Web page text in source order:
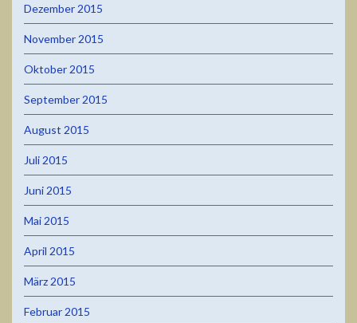
Dezember 2015
November 2015
Oktober 2015
September 2015
August 2015
Juli 2015
Juni 2015
Mai 2015
April 2015
März 2015
Februar 2015